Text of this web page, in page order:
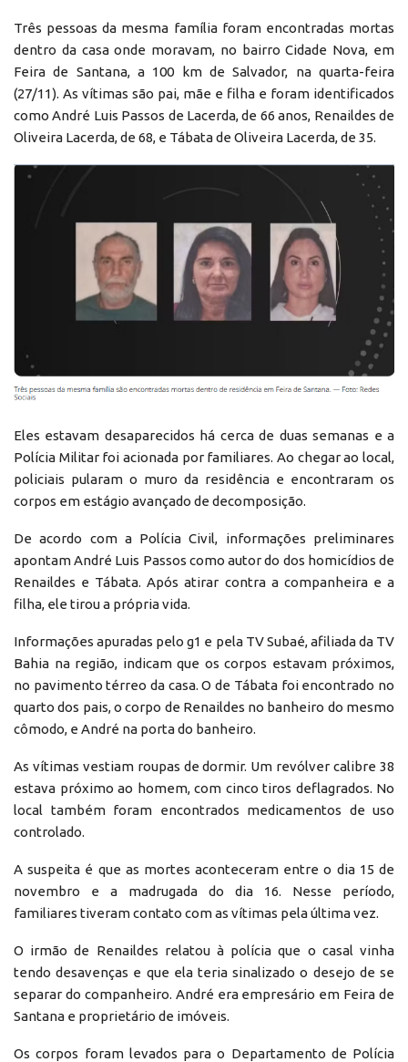
Três pessoas da mesma família foram encontradas mortas
dentro da casa onde moravam, no bairro Cidade Nova, em
Feira de Santana, a 100 km de Salvador, na quarta-feira
(27/11). As vítimas são pai, mãe e filha e foram identificados
como André Luis Passos de Lacerda, de 66 anos, Renaildes de
Oliveira Lacerda, de 68, e Tábata de Oliveira Lacerda, de 35.
Eles estavam desaparecidos há cerca de duas semanas e a
Polícia Militar foi acionada por familiares. Ao chegar ao local,
policiais pularam o muro da residência e encontraram os
corpos em estágio avançado de decomposição.
De acordo com a Polícia Civil, informações preliminares
apontam André Luis Passos como autor do dos homicídios de
Renaildes e Tábata. Após atirar contra a companheira e a
filha, ele tirou a própria vida.
Informações apuradas pelo g1 e pela TV Subaé, afiliada da TV
Bahia na região, indicam que os corpos estavam próximos,
no pavimento térreo da casa. O de Tábata foi encontrado no
quarto dos pais, o corpo de Renaildes no banheiro do mesmo
cômodo, e André na porta do banheiro.
As vítimas vestiam roupas de dormir. Um revólver calibre 38
estava próximo ao homem, com cinco tiros deflagrados. No
local também foram encontrados medicamentos de uso
controlado.
A suspeita é que as mortes aconteceram entre o dia 15 de
novembro e a madrugada do dia 16. Nesse período,
familiares tiveram contato com as vítimas pela última vez.
O irmão de Renaildes relatou à polícia que o casal vinha
tendo desavenças e que ela teria sinalizado o desejo de se
separar do companheiro. André era empresário em Feira de
Santana e proprietário de imóveis.
Os corpos foram levados para o Departamento de Polícia